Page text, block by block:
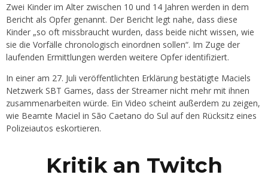
Zwei Kinder im Alter zwischen 10 und 14 Jahren werden in dem
Bericht als Opfer genannt. Der Bericht legt nahe, dass diese
Kinder „so oft missbraucht wurden, dass beide nicht wissen, wie
sie die Vorfälle chronologisch einordnen sollen“. Im Zuge der
laufenden Ermittlungen werden weitere Opfer identifiziert.
In einer am 27. Juli veröffentlichten Erklärung bestätigte Maciels
Netzwerk SBT Games, dass der Streamer nicht mehr mit ihnen
zusammenarbeiten würde. Ein Video scheint außerdem zu zeigen,
wie Beamte Maciel in São Caetano do Sul auf den Rücksitz eines
Polizeiautos eskortieren.
Kritik an Twitch